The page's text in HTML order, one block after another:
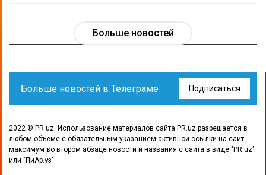
Больше новостей
Больше новостей в Телеграме Подписаться
2022 © PR.uz. Использование материалов сайта PR.uz разрешается в
любом объеме с обязательным указанием активной ссылки на сайт
максимум во втором абзаце новости и названия с сайта в виде "PR.uz"
или "ПиАр.уз"